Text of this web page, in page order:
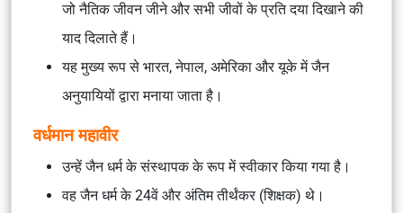
जो नैतिक जीवन जीने और सभी जीवों के प्रति दया दिखाने की
याद दिलाते हैं।
यह मुख्य रूप से भारत, नेपाल, अमेरिका और यूके में जैन
अनुयायियों द्वारा मनाया जाता है।
वर्धमान महावीर
उन्हें जैन धर्म के संस्थापक के रूप में स्वीकार किया गया है।
वह जैन धर्म के 24वें और अंतिम तीर्थंकर (शिक्षक) थे।